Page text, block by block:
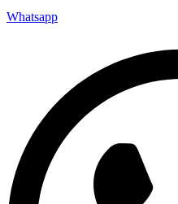
Whatsapp